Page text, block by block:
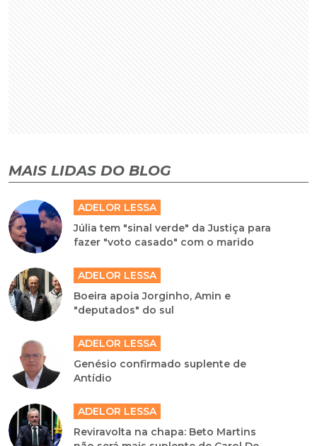
MAIS LIDAS DO BLOG
ADELOR LESSA
Júlia tem "sinal verde" da Justiça para
fazer "voto casado" com o marido
ADELOR LESSA
Boeira apoia Jorginho, Amin e
"deputados" do sul
ADELOR LESSA
Genésio confirmado suplente de
Antídio
ADELOR LESSA
Reviravolta na chapa: Beto Martins